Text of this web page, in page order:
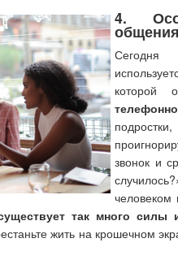
4.
звонок и
человеком
так много силы
жить на крошечном